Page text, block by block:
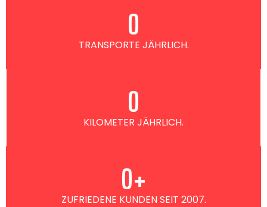
TRANSPORTE JÄHRLICH.
0
KILOMETER JÄHRLICH.
0
ZUFRIEDENE KUNDEN SEIT 2007.
0+